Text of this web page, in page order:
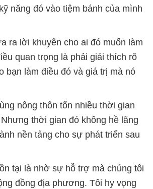
năng đó vào tiệm bánh của mình
ra lời khuyên cho ai đó muốn làm
quan trọng là phải giải thích rõ
bạn làm điều đó và giá trị mà nó
nông thôn tốn nhiều thời gian
thời gian đó không hề lãng
nền tảng cho sự phát triển sau
tại là nhờ sự hỗ trợ mà chúng tôi
đồng địa phương. Tôi hy vọng